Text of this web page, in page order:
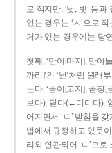
로 적지만, ‘낫, 빗’ 등
없는 경우는 ‘ㅅ’으로
거가 있는 경우에는 당
첫째, ‘맏이[마지], 맏아
까리]’의 ‘낟’처럼 원래
는다. ‘곧이[고지], 곧장
보다), 딛다(←디디다),
어지면서 ‘ㄷ’ 받침을
법에서 규정하고 있듯이
리와 연관되어 ‘ㄷ’으